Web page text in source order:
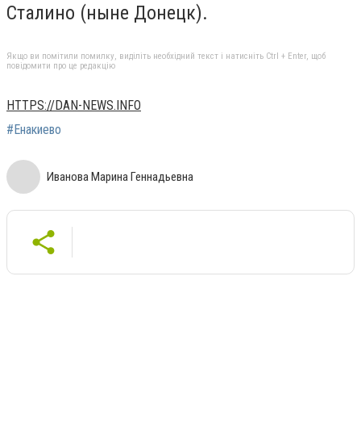
Сталино (ныне Донецк).
Якщо ви помітили помилку, виділіть необхідний текст і натисніть Ctrl + Enter, щоб
повідомити про це редакцію
HTTPS://DAN-NEWS.INFO
#Енакиево
Иванова Марина Геннадьевна